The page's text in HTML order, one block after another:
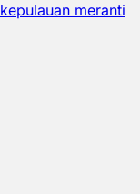
kepulauan meranti